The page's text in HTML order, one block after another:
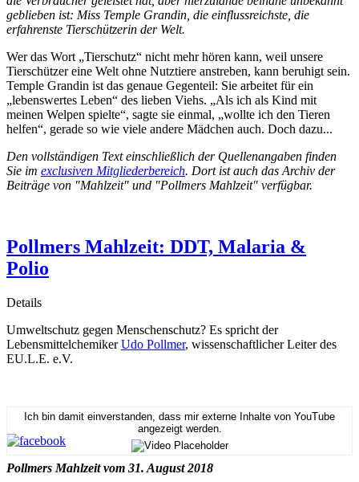
geblieben ist: Miss Temple Grandin, die einflussreichste, die
erfahrenste Tierschützerin der Welt.
Wer das Wort „Tierschutz“ nicht mehr hören kann, weil unsere
Tierschützer eine Welt ohne Nutztiere anstreben, kann beruhigt sein.
Temple Grandin ist das genaue Gegenteil: Sie arbeitet für ein
„lebenswertes Leben“ des lieben Viehs. „Als ich als Kind mit
meinen Welpen spielte“, sagte sie einmal, „wollte ich den Tieren
helfen“, gerade so wie viele andere Mädchen auch. Doch dazu...
Den vollständigen Text einschließlich der Quellenangaben finden
Sie im exclusiven Mitgliederbereich. Dort ist auch das Archiv der
Beiträge von "Mahlzeit" und "Pollmers Mahlzeit" verfügbar.
Pollmers Mahlzeit: DDT, Malaria &
Polio
Details
Umweltschutz gegen Menschenschutz? Es spricht der
LebensmittelchemikerUdo Pollmer, wissenschaftlicher Leiter des
EU.L.E. e.V.
Ich bin damit einverstanden, dass mir externe Inhalte von YouTube
angezeigt werden.
Pollmers Mahlzeit vom 31. August 2018